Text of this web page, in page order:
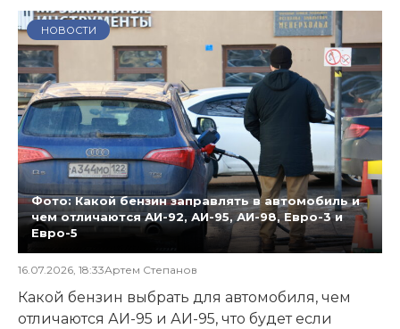
НОВОСТИ
Фото: Какой бензин заправлять в автомобиль и
чем отличаются АИ-92, АИ-95, АИ-98, Евро-3 и
Евро-5
16.07.2026, 18:33Артем Степанов
Какой бензин выбрать для автомобиля, чем
отличаются АИ-95 и АИ-95, что будет если